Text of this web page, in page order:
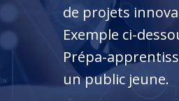
de projets
Exemple ci-
Prépa-
un public jeune.